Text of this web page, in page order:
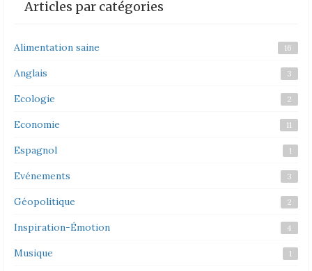
Articles par catégories
Alimentation saine 16
Anglais 3
Ecologie 2
Economie 11
Espagnol 1
Evénements 3
Géopolitique 2
Inspiration-Émotion 4
Musique 1